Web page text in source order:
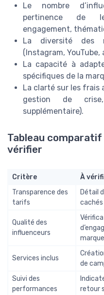
Le nombre
pertinence de
engagement,
La diversité des
(Instagram,
La capacité à
spécifiques de la
La clarté sur les frais
gestion de
supplémentaire).
Tableau
vérifier
Critère
À
Transparence des
tarifs
Détail
cachés
Qualité des
influenceurs
marque
Services inclus
de
Suivi des
performances
retour